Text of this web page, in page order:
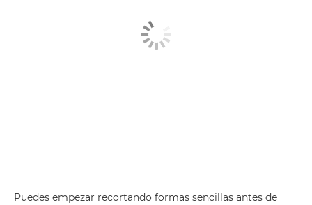
Puedes empezar recortando formas sencillas antes de